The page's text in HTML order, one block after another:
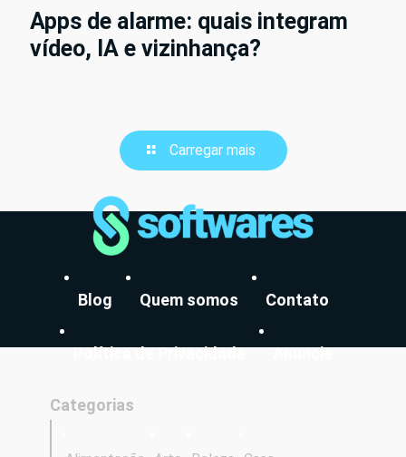
Apps de alarme: quais integram
vídeo, IA e vizinhança?
Carregar mais
Blog Quem somos Contato
Política de Privacidade Anuncie
Categorias